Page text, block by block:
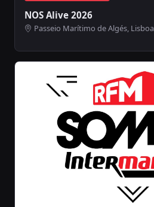
NOS Alive 2026
Passeio Marítimo de Algés, Lisboa